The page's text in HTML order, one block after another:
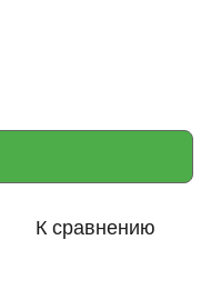
К сравнению